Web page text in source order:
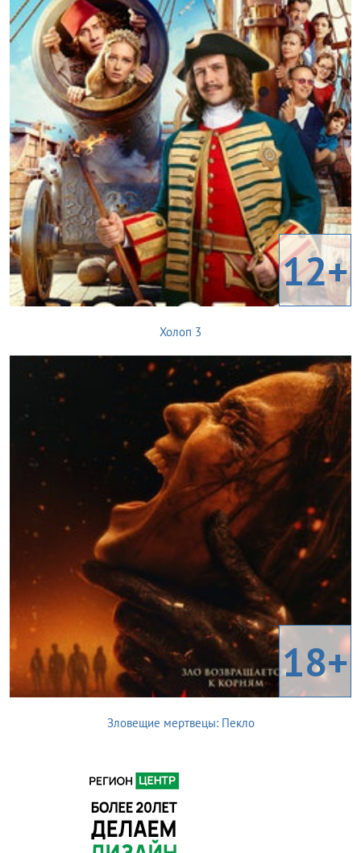
12+
Холоп 3
18+
Зловещие мертвецы: Пекло